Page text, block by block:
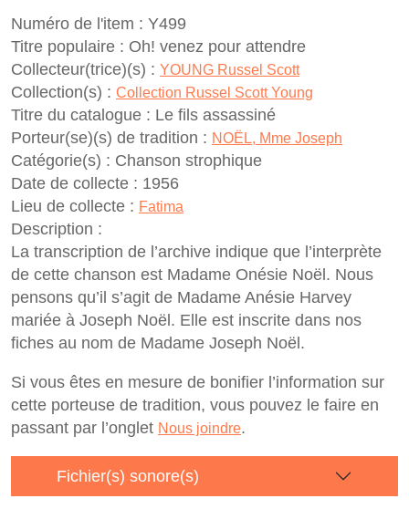
Numéro de l'item : Y499
Titre populaire : Oh! venez pour attendre
Collecteur(trice)(s) : YOUNG Russel Scott
Collection(s) : Collection Russel Scott Young
Titre du catalogue : Le fils assassiné
Porteur(se)(s) de tradition : NOËL, Mme Joseph
Catégorie(s) : Chanson strophique
Date de collecte : 1956
Lieu de collecte : Fatima
Description :
La transcription de l’archive indique que l’interprète
de cette chanson est Madame Onésie Noël. Nous
pensons qu’il s’agit de Madame Anésie Harvey
mariée à Joseph Noël. Elle est inscrite dans nos
fiches au nom de Madame Joseph Noël.
Si vous êtes en mesure de bonifier l’information sur
cette porteuse de tradition, vous pouvez le faire en
passant par l’onglet Nous joindre.
Fichier(s) sonore(s)